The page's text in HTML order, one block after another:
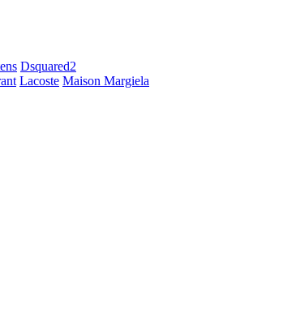
Dsquared2
Lacoste Maison Margiela